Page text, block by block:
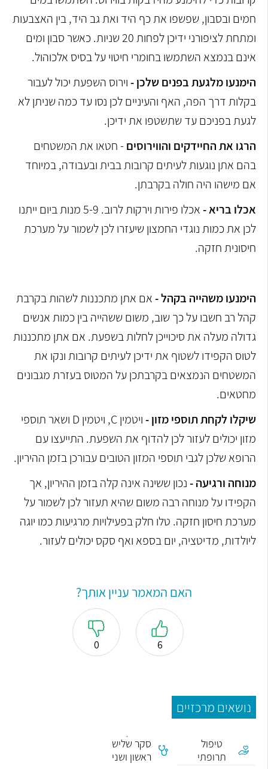
חמים ובסבון, שפשפו את כף היד ואת גב היד, בין האצבעות
ומתחת לציפורני ידיכן לפחות 20 שניות. כאשר סבון ומים
אינם בנמצא השתמשו בחומרי חיטוי על בסיס אלכוהול.
הימנעו מלגעת בפנים שלכן -וירוס השפעת יכול לעבור
בקלות דרך הפה, האף והעיניים לכן נסו עד כמה שניתן לא
לגעת בפניכם עד שתשטפו את ידיכן.
הרגו את החיידקים והווירוסים- חטאו את המשטחים
בהם אתן נוגעות לעיתים קרובות בבית ובעבודה, במיוחד
אם מישהו היה חולה בקרבתן.
אכלו בריא -
אכלו פירות וירקות לרוב. 5-9 מנות ביום ייתנו
לכן את כמות נוגדי החמצון שיעזרו לכן לשמור על מערכת
חיסונית חזקה.
הימנעו משהייה בקהל -אם אתן מתכננות לשהות בקרבת
קהל רב חשבו על כך שוב, משום ששהייה בין כמות אנשים
גדולה מעלה את סיכוייכן לחלות בשפעת. אם אתן מתכננות
לטוס הקפידו לשטוף את ידיכן לעיתים קרובות ונקו את
המשטחים הנמצאים בקרבתכן על המטוס בעזרת מגבונים
מחטאים.
שיקלו לקחת תוספי מזון -
ויטמין C, ויטמין D ושאר תוספי
מזון יכולים לעזור לכן להדוף את השפעת. התייעצו עם
הרופא שלכן לגבי תוספי המזון הטובים עבורכן בזמן ההיריון.
מנוחה ורגיעה -נכון ששינה אינה קלה בזמן ההיריון, אך
הקפידו על מנוחה רבה משום שהיא תעזור לכן לשמור על
מערכת חיסון חזקה. טלו חלק בפעילויות מרגיעות כמו יוגה
ליולדות, מדיטציה, יום בספא ואף סקס יכולים לעזור.
האם המאמר עניין אותך?
6
0
נושאים מרכזיים
טיפול
תרופתי
סקר שליש
ראשון ושני